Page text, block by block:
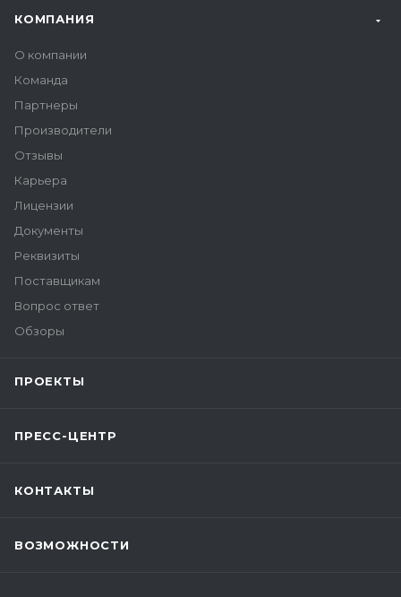
КОМПАНИЯ
О компании
Команда
Партнеры
Производители
Отзывы
Карьера
Лицензии
Документы
Реквизиты
Поставщикам
Вопрос ответ
Обзоры
ПРОЕКТЫ
ПРЕСС-ЦЕНТР
КОНТАКТЫ
ВОЗМОЖНОСТИ